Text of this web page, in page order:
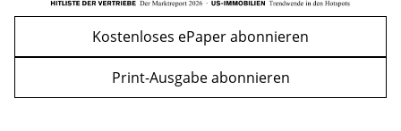
Kostenloses ePaper abonnieren
Print-Ausgabe abonnieren